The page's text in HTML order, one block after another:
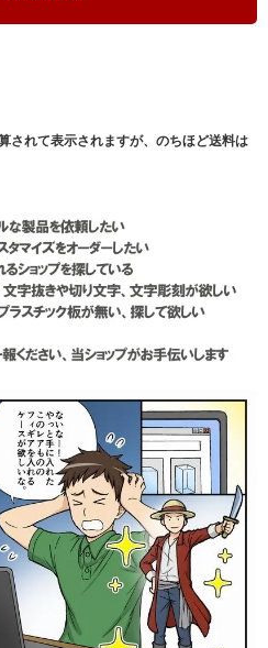
されて表示されますが、のちほど送料は